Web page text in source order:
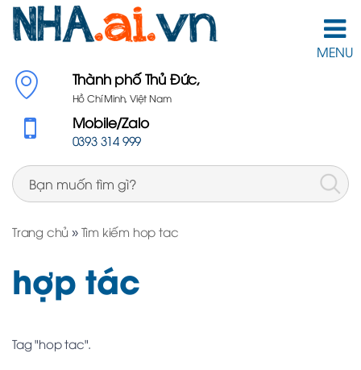
MENU
Thành phố Thủ Đức,
Hồ Chí Minh, Việt Nam
Mobile/Zalo
0393 314 999
Trang chủ » Tìm kiếm hop tac
hợp tác
Tag "hop tac".